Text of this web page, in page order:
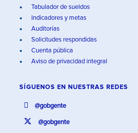
Tabulador de sueldos
Indicadores y metas
Auditorías
Solicitudes respondidas
Cuenta pública
Aviso de privacidad integral
SÍGUENOS EN NUESTRAS REDES
@gobgente
@gobgente